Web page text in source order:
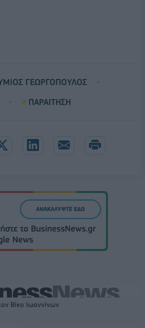
ΓΕΩΡΓΟΠΟΥΛΟΣ
ΠΑΡΑΙΤΗΣΗ
Βίκο Ιωαννίνων